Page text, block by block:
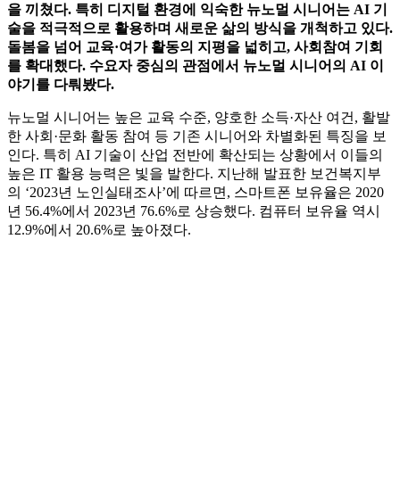
을 끼쳤다. 특히 디지털 환경에 익숙한 뉴노멀 시니어는 AI 기
술을 적극적으로 활용하며 새로운 삶의 방식을 개척하고 있다.
돌봄을 넘어 교육·여가 활동의 지평을 넓히고, 사회참여 기회
를 확대했다. 수요자 중심의 관점에서 뉴노멀 시니어의 AI 이
야기를 다뤄봤다.
뉴노멀 시니어는 높은 교육 수준, 양호한 소득·자산 여건, 활발
한 사회·문화 활동 참여 등 기존 시니어와 차별화된 특징을 보
인다. 특히 AI 기술이 산업 전반에 확산되는 상황에서 이들의
높은 IT 활용 능력은 빛을 발한다. 지난해 발표한 보건복지부
의 ‘2023년 노인실태조사’에 따르면, 스마트폰 보유율은 2020
년 56.4%에서 2023년 76.6%로 상승했다. 컴퓨터 보유율 역시
12.9%에서 20.6%로 높아졌다.